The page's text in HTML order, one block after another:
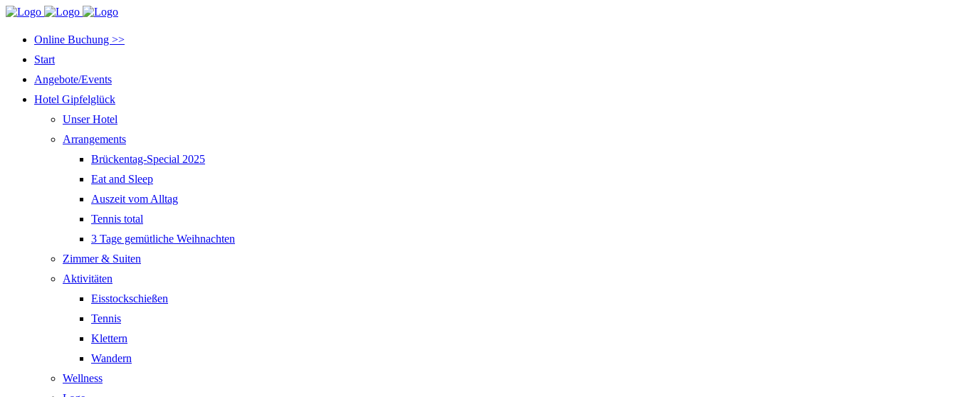
Online Buchung >>
Start
Angebote/Events
Hotel Gipfelglück
Unser Hotel
Arrangements
Brückentag-Special 2025
Eat and Sleep
Auszeit vom Alltag
Tennis total
3 Tage gemütliche Weihnachten
Zimmer & Suiten
Aktivitäten
Eisstockschießen
Tennis
Klettern
Wandern
Wellness